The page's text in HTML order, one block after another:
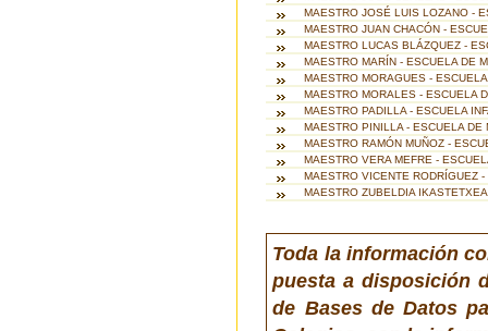
MAESTRO JOSÉ LUIS LOZANO -
MAESTRO JUAN CHACÓN -
MAESTRO LUCAS BLÁZQUEZ -
MAESTRO MARÍN - ESCUELA DE
MAESTRO MORAGUES -
MAESTRO MORALES - ESCUELA
MAESTRO PADILLA - ESCUELA
MAESTRO PINILLA - ESCUELA DE
MAESTRO RAMÓN MUÑOZ -
MAESTRO VERA MEFRE -
MAESTRO VICENTE RODRÍGUEZ
MAESTRO ZUBELDIA
Toda la información
puesta a disposición
de Bases de Datos